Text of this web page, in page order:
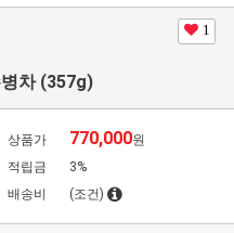
1
차 (357g)
상품가 770,000원
적립금
3%
배송비
(조건)